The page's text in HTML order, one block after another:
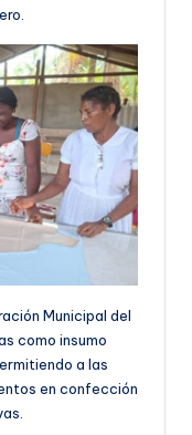
Municipal del
como insumo
a las
en confección